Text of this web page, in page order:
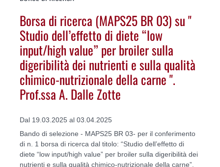
Borsa di ricerca (MAPS25 BR 03) su "
Studio dell’effetto di diete “low
input/high value” per broiler sulla
digeribilità dei nutrienti e sulla qualità
chimico-nutrizionale della carne ".
Prof.ssa A. Dalle Zotte
Dal 19.03.2025 al 03.04.2025
Bando di selezione - MAPS25 BR 03- per il conferimento
di n. 1 borsa di ricerca dal titolo: “Studio dell’effetto di
diete “low input/high value” per broiler sulla digeribilità dei
nutrienti e sulla qualità chimico-nutrizionale della carne”.